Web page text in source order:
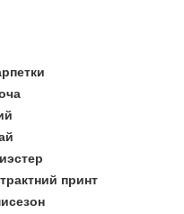
принт